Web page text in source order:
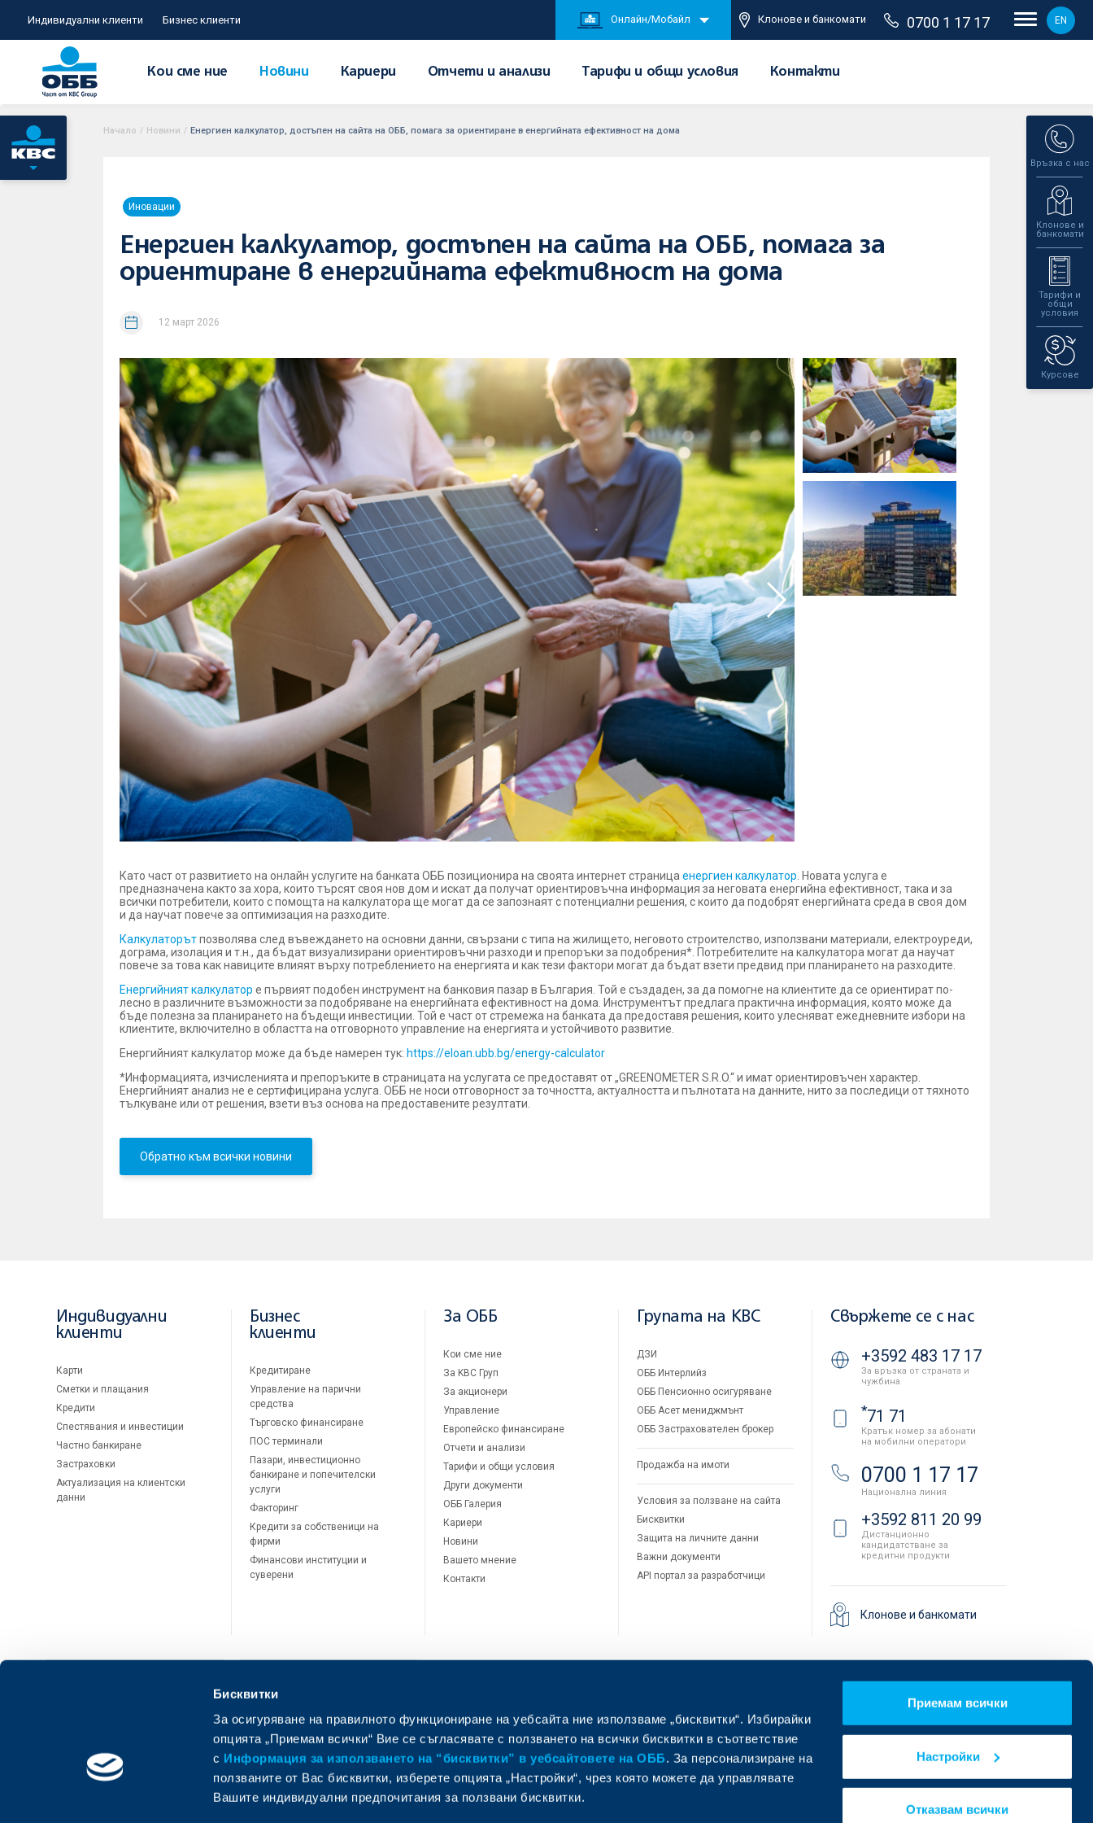
Бисквитки
За осигуряване на правилното функциониране на уебсайта ние използваме „бисквитки“. Избирайки
опцията „Приемам всички“ Вие се съгласявате с ползването на всички бисквитки в съответствие
с Информация за използването на “бисквитки” в уебсайтовете на ОББ. За персонализиране на
ползваните от Вас бисквитки, изберете опцията „Настройки“, чрез която можете да управлявате
Вашите индивидуални предпочитания за ползвани бисквитки.
Приемам всички
Настройки
Отказвам всички
Индивидуални клиенти Бизнес клиенти Онлайн/Мобайл Клонове и банкомати 0700 1 17 17 EN
Кои сме ние Новини Кариери Отчети и анализи Тарифи и общи условия Контакти
Връзка с нас
Клонове и
банкомати
Тарифи и
общи
условия
Курсове
Начало / Новини / Енергиен калкулатор, достъпен на сайта на ОББ, помага за ориентиране в енергийната ефективност на дома
Иновации
Енергиен калкулатор, достъпен на сайта на ОББ, помага за
ориентиране в енергийната ефективност на дома
12 март 2026
Като част от развитието на онлайн услугите на банката ОББ позиционира на своята интернет страница енергиен калкулатор . Новата услуга е
предназначена както за хора, които търсят своя нов дом и искат да получат ориентировъчна информация за неговата енергийна ефективност, така и за
всички потребители, които с помощта на калкулатора ще могат да се запознаят с потенциални решения, с които да подобрят енергийната среда в своя дом
и да научат повече за оптимизация на разходите.
Калкулаторътпозволява след въвеждането на основни данни, свързани с типа на жилището, неговото строителство, използвани материали, електроуреди,
дограма, изолация и т.н., да бъдат визуализирани ориентировъчни разходи и препоръки за подобрения*. Потребителите на калкулатора могат да научат
повече за това как навиците влияят върху потреблението на енергията и как тези фактори могат да бъдат взети предвид при планирането на разходите.
Енергийният калкулатор е първият подобен инструмент на банковия пазар в България. Той е създаден, за да помогне на клиентите да се ориентират по-
лесно в различните възможности за подобряване на енергийната ефективност на дома. Инструментът предлага практична информация, която може да
бъде полезна за планирането на бъдещи инвестиции. Той е част от стремежа на банката да предоставя решения, които улесняват ежедневните избори на
клиентите, включително в областта на отговорното управление на енергията и устойчивото развитие.
Енергийният калкулатор може да бъде намерен тук: https://eloan.ubb.bg/energy-calculator
*Информацията, изчисленията и препоръките в страницата на услугата се предоставят от „GREENOMETER S.R.O.“ и имат ориентировъчен характер.
Енергийният анализ не е сертифицирана услуга. ОББ не носи отговорност за точността, актуалността и пълнотата на данните, нито за последици от тяхното
тълкуване или от решения, взети въз основа на предоставените резултати.
Обратно към всички новини
Индивидуални
клиенти
Карти
Сметки и плащания
Кредити
Спестявания и инвестиции
Частно банкиране
Застраховки
Актуализация на клиентски
данни
Бизнес
клиенти
Кредитиране
Управление на парични
средства
Търговско финансиране
ПОС терминали
Пазари, инвестиционно
банкиране и попечителски
услуги
Факторинг
Кредити за собственици на
фирми
Финансови институции и
суверени
За ОББ
Кои сме ние
За KBC Груп
За акционери
Управление
Европейско финансиране
Отчети и анализи
Тарифи и общи условия
Други документи
ОББ Галерия
Кариери
Новини
Вашето мнение
Контакти
Групата на KBC
ДЗИ
ОББ Интерлийз
ОББ Пенсионно осигуряване
ОББ Асет мениджмънт
ОББ Застрахователен брокер
Продажба на имоти
Условия за ползване на сайта
Бисквитки
Защита на личните данни
Важни документи
API портал за разработчици
Свържете се с нас
+3592 483 17 17
За връзка от страната и
чужбина
*71 71
Кратък номер за абонати
на мобилни оператори
0700 1 17 17
Национална линия
+3592 811 20 99
Дистанционно
кандидатстване за
кредитни продукти
Клонове и банкомати
ОББ Мобайл
Намерете ни в социалните мрежи: